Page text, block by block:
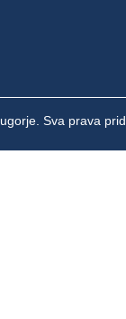
Sva prava